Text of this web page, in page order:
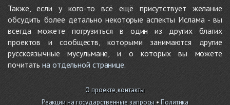
Также, если у кого-то всё ещё присутствует желание
обсудить более детально некоторые аспекты Ислама - вы
всегда можете погрузиться в один из других благих
проектов и сообществ, которыми занимаются другие
русскоязычные мусульмане, и о которых вы можете
почитатьна отдельной странице.
О проекте, контакты
Реакции на государственные запросы • Политика